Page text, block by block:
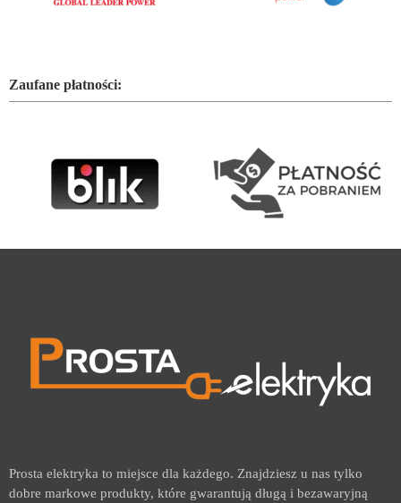
Zaufane płatności:
Prosta elektryka to miejsce dla każdego. Znajdziesz u nas tylko
dobre markowe produkty, które gwarantują długą i bezawaryjną